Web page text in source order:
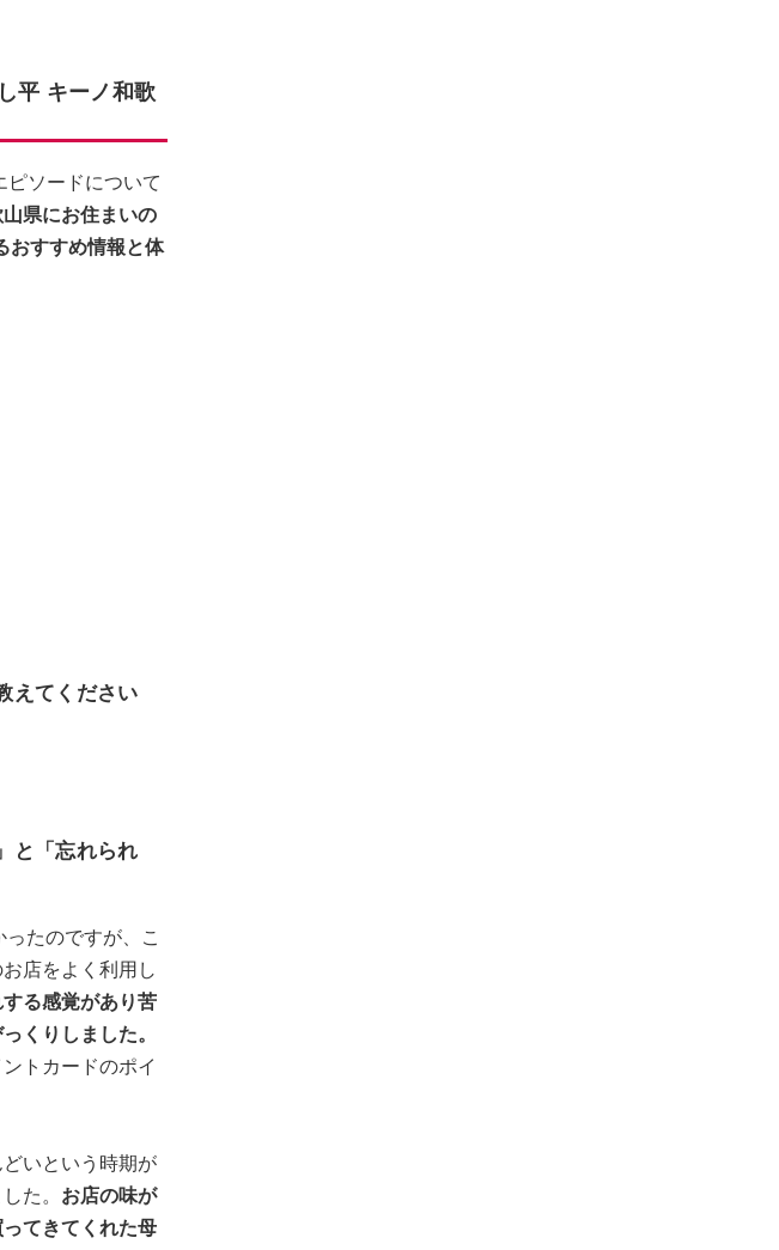
平 キーノ和歌
ソードについて
県にお住まいの
おすすめ情報と体
えてください
と「忘れられ
たのですが、こ
店をよく利用し
る感覚があり苦
くりしました。
トカードのポイ
いという時期が
た。 お店の味が
てきてくれた母